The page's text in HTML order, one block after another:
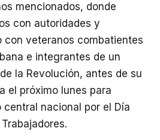
mencionados, donde
con autoridades y
con veteranos combatientes
e integrantes de un
la Revolución, antes de su
el próximo lunes para
nacional por el Día